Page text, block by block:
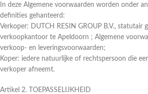
In deze Algemene voorwaarden worden onder
definities gehanteerd:
Verkoper: DUTCH RESIN GROUP B.V., statutair
verkoopkantoor te Apeldoorn ; Algemene
verkoop- en leveringsvoorwaarden;
Koper: iedere natuurlijke of rechtspersoon die
verkoper afneemt.
Artikel 2. TOEPASSELIJKHEID